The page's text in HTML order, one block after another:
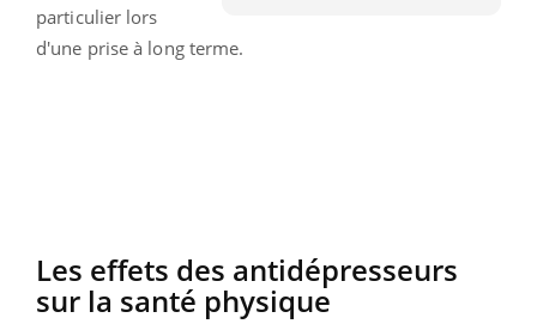
particulier lors
d'une prise à long terme.
Les effets des antidépresseurs
sur la santé physique